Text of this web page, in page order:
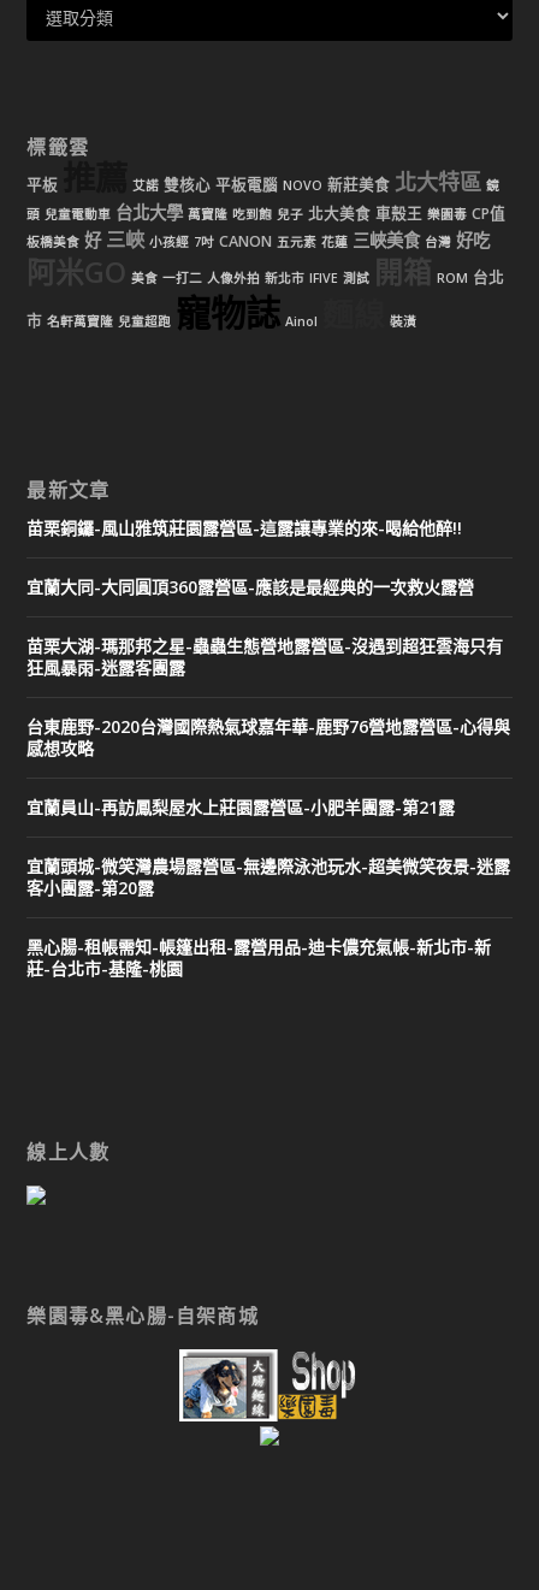
標籤雲
平板 艾諾 雙核心 平板電腦 NOVO 新莊美食 北大特區 鏡
頭 兒童電動車 台北大學 萬寶隆 吃到飽 兒子 北大美食 車殼王 樂園毒 CP值
板橋美食 好 三峽 小孩經 7吋 CANON 五元素 花蓮 三峽美食 台灣 好吃
阿米GO 美食 一打二 人像外拍 新北市 IFIVE 測試 開箱 ROM 台北
市 名軒萬寶隆 兒童超跑 寵物誌 Ainol 裝潢
最新文章
苗栗銅鑼-風山雅筑莊園露營區-這露讓專業的來-喝給他醉!!
宜蘭大同-大同圓頂360露營區-應該是最經典的一次救火露營
苗栗大湖-瑪那邦之星-蟲蟲生態營地露營區-沒遇到超狂雲海只有
狂風暴雨-迷露客團露
台東鹿野-2020台灣國際熱氣球嘉年華-鹿野76營地露營區-心得與
感想攻略
宜蘭員山-再訪鳳梨屋水上莊園露營區-小肥羊團露-第21露
宜蘭頭城-微笑灣農場露營區-無邊際泳池玩水-超美微笑夜景-迷露
客小團露-第20露
黑心腸-租帳需知-帳篷出租-露營用品-迪卡儂充氣帳-新北市-新
莊-台北市-基隆-桃園
線上人數
樂園毒&黑心腸-自架商城